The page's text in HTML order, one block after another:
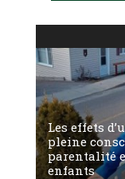
Les effets
pleine
parentalité
enfants